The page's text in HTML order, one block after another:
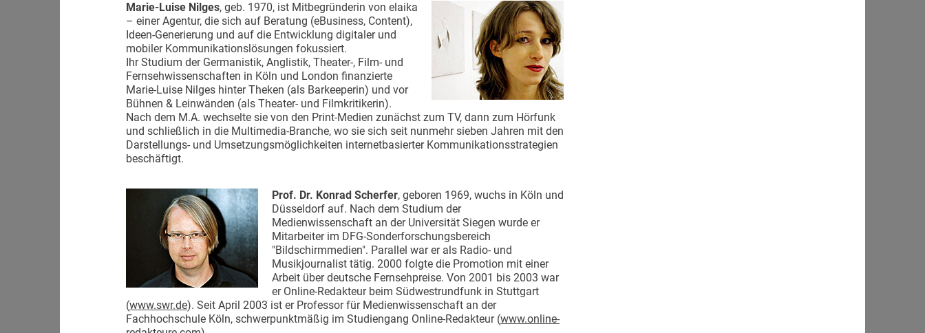
Marie-Luise Nilges, geb. 1970, ist Mitbegründerin von elaika
– einer Agentur, die sich auf Beratung (eBusiness, Content),
Ideen-Generierung und auf die Entwicklung digitaler und
mobiler Kommunikationslösungen fokussiert.
Ihr Studium der Germanistik, Anglistik, Theater-, Film- und
Fernsehwissenschaften in Köln und London finanzierte
Marie-Luise Nilges hinter Theken (als Barkeeperin) und vor
Bühnen & Leinwänden (als Theater- und Filmkritikerin).
Nach dem M.A. wechselte sie von den Print-Medien zunächst zum TV, dann zum Hörfunk
und schließlich in die Multimedia-Branche, wo sie sich seit nunmehr sieben Jahren mit den
Darstellungs- und Umsetzungsmöglichkeiten internetbasierter Kommunikationsstrategien
beschäftigt.
Prof. Dr. Konrad Scherfer, geboren 1969, wuchs in Köln und
Düsseldorf auf. Nach dem Studium der
Medienwissenschaft an der Universität Siegen wurde er
Mitarbeiter im DFG-Sonderforschungsbereich
"Bildschirmmedien". Parallel war er als Radio- und
Musikjournalist tätig. 2000 folgte die Promotion mit einer
Arbeit über deutsche Fernsehpreise. Von 2001 bis 2003 war
er Online-Redakteur beim Südwestrundfunk in Stuttgart
(www.swr.de). Seit April 2003 ist er Professor für Medienwissenschaft an der
Fachhochschule Köln, schwerpunktmäßig im Studiengang Online-Redakteur (www.online-